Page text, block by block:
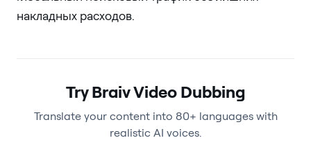
накладных расходов.
Try Braiv Video Dubbing
Translate your content into 80+ languages with
realistic AI voices.